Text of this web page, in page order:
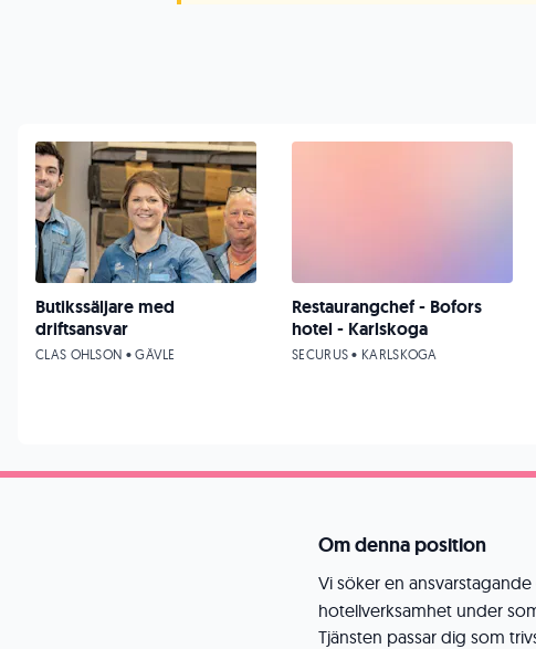
Om denna position
Vi söker en
hotellverksamhet under
Tjänsten passar dig som
Butikssäljare med
driftsansvar
CLAS OHLSON • GÄVLE
Restaurangchef - Bofors
hotel - Karlskoga
SECURUS • KARLSKOGA